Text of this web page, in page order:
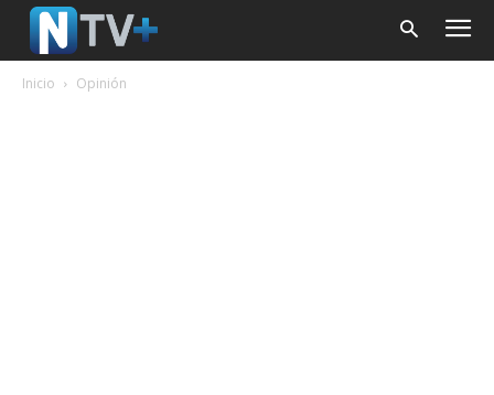
Inicio Opinión